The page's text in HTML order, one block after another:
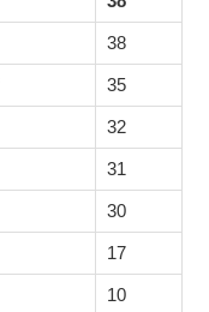
38
35
32
31
30
17
10